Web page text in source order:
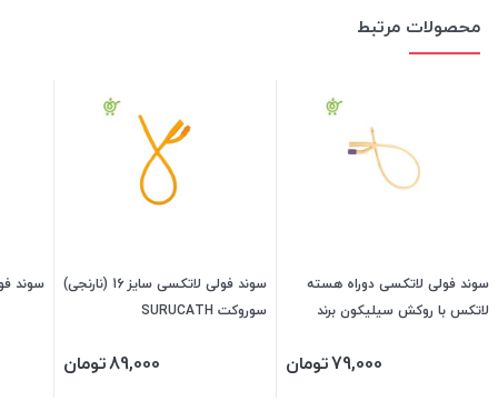
محصولات مرتبط
سوند فولی لاتکسی دوراه هسته
لاتکس با روکش سیلیکون برند
79,000تومان
سوند فولی لاتکسی سایز 16 (نارنجی)
سوروکت SURUCATH
89,000تومان
سوند